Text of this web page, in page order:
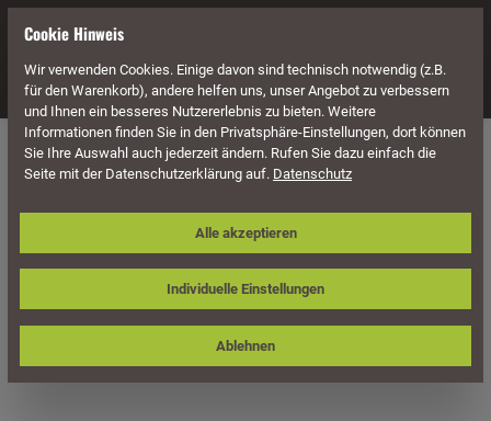
Navigation
Möbel Holz Möbel Holz Tische Eckige Holz Tische
Sonnenpartner Tisch Base, Old Teak,
90 x 90 cm
Cookie Hinweis
Wir verwenden Cookies. Einige davon sind technisch notwendig (z.B.
für den Warenkorb), andere helfen uns, unser Angebot zu verbessern
und Ihnen ein besseres Nutzererlebnis zu bieten. Weitere
Informationen finden Sie in den Privatsphäre-Einstellungen, dort können
Sie Ihre Auswahl auch jederzeit ändern. Rufen Sie dazu einfach die
Seite mit der Datenschutzerklärung auf. Datenschutz
Individuelle Einstellungen
Ablehnen
Alle akzeptieren